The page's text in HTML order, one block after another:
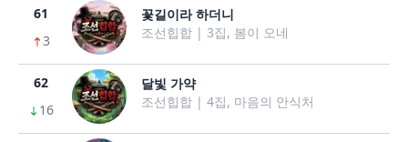
61
3
꽃길이라 하더니
조선힙합 | 3집, 봄이 오네
62
16
달빛 가약
조선힙합 | 4집, 마음의 안식처